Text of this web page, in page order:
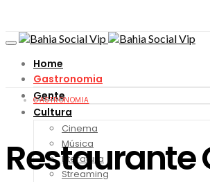
Home
Gastronomia
Gente
Cultura
Cinema
Música
Literatura
Streaming
GASTRONOMIA
Restaurante